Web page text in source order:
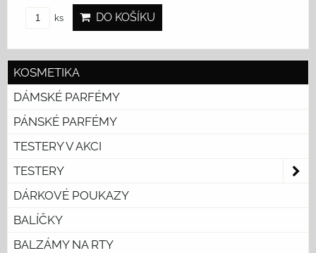
ks DO KOŠÍKU
KOSMETIKA
DÁMSKÉ PARFÉMY
PÁNSKÉ PARFÉMY
TESTERY V AKCI
TESTERY
DÁRKOVÉ POUKAZY
BALÍČKY
BALZÁMY NA RTY